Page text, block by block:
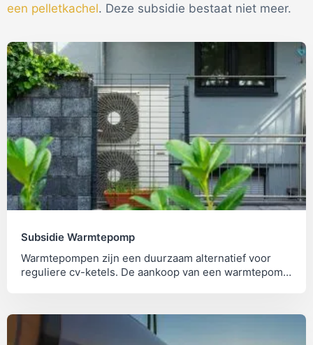
een pelletkachel. Deze subsidie bestaat niet meer.
Subsidie Warmtepomp
Warmtepompen zijn een duurzaam alternatief voor
reguliere cv-ketels. De aankoop van een warmtepomp